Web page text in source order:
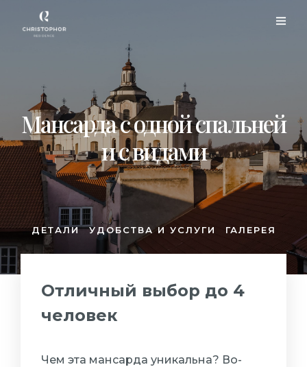
Мансарда c одной спальней
и с видами
ДЕТАЛИ УДОБСТВА И УСЛУГИ ГАЛЕРЕЯ
Отличный выбор до 4
человек
Чем эта мансарда уникальна? Во-